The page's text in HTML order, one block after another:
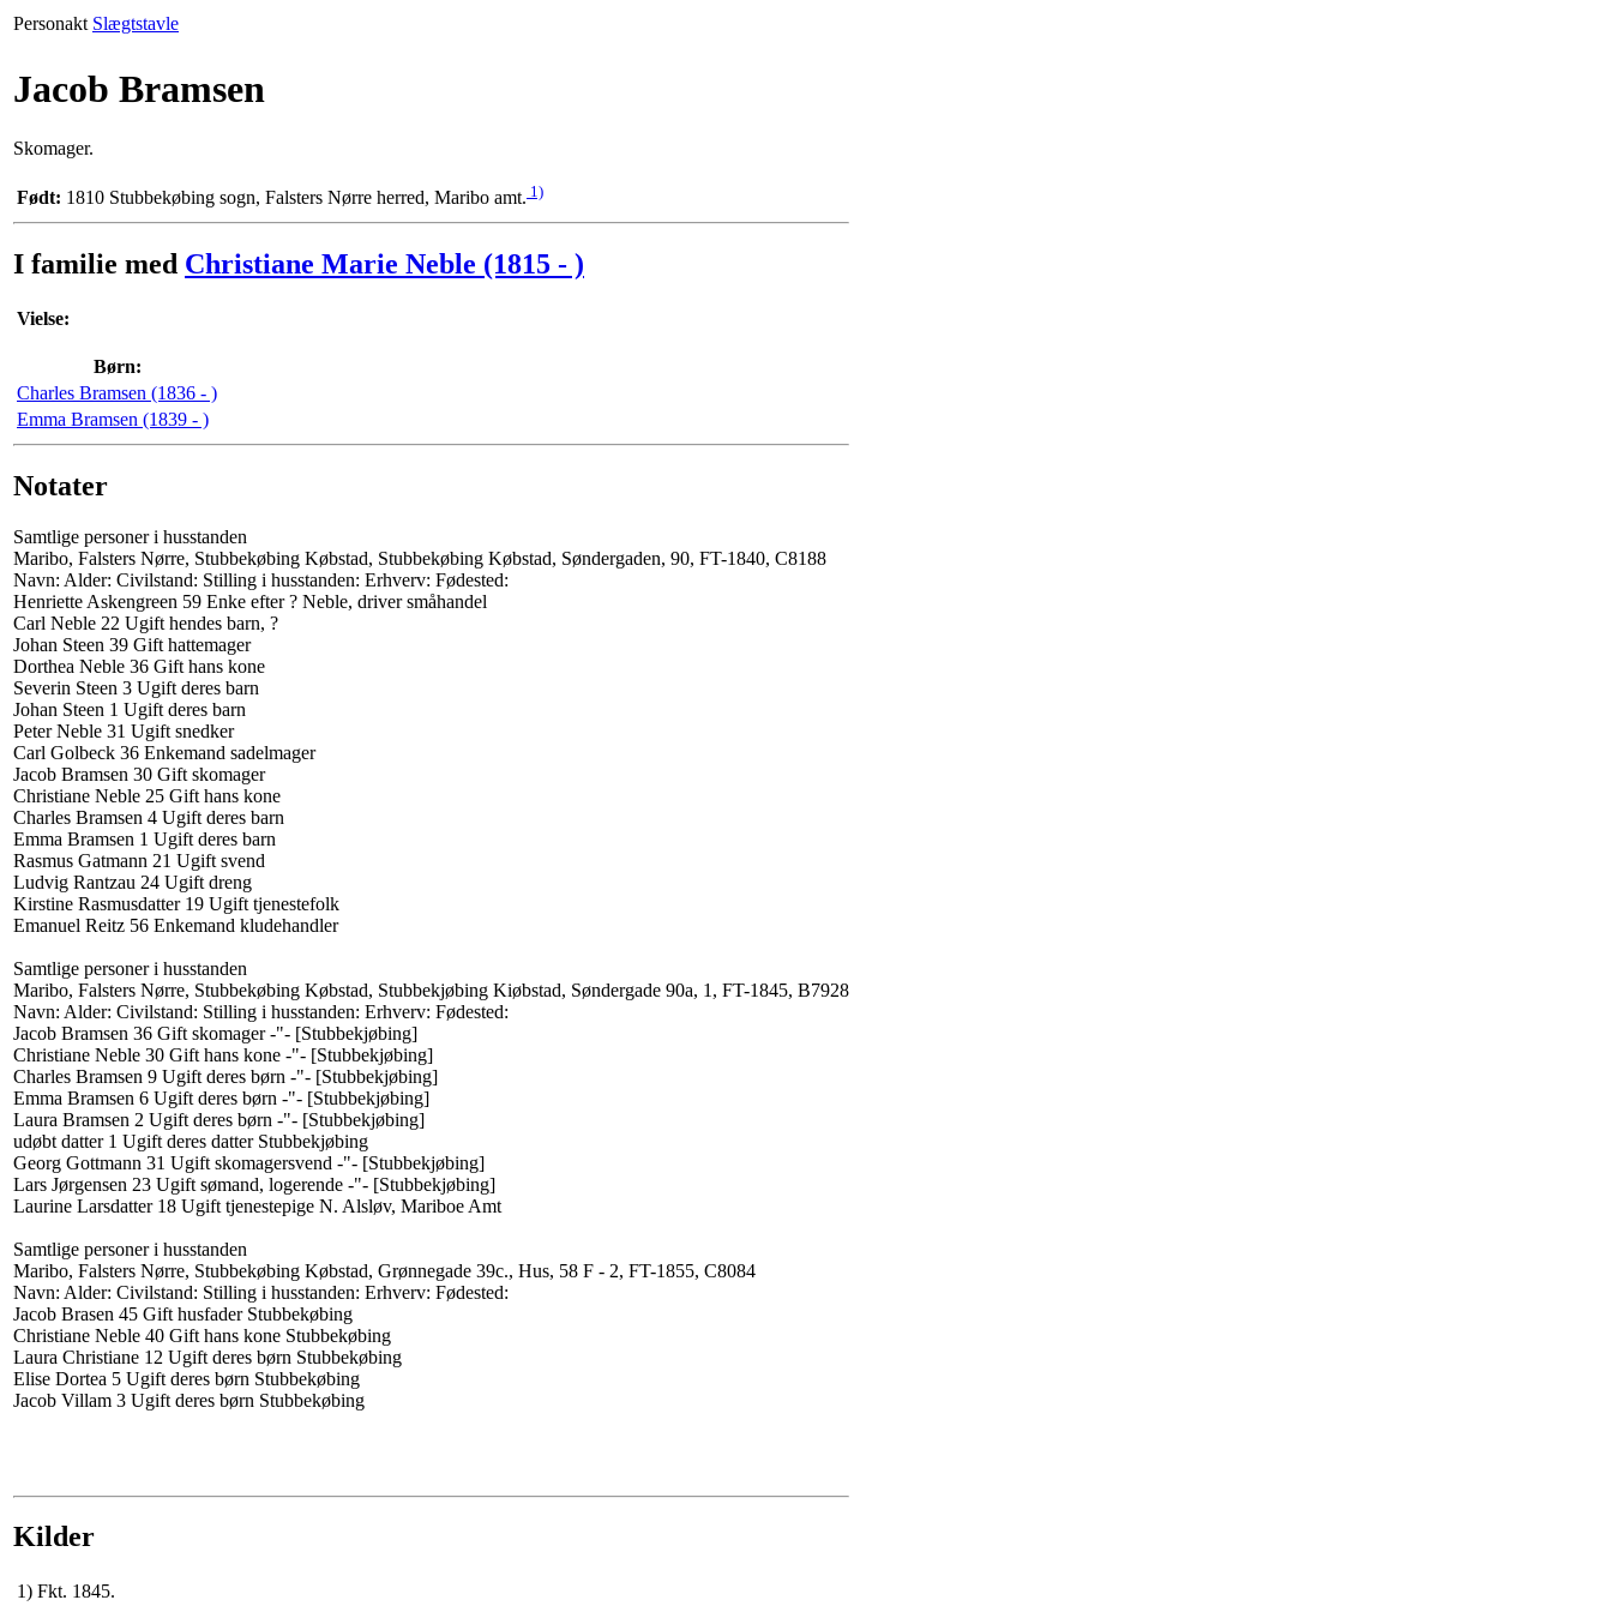
Personakt Slægtstavle
Jacob Bramsen
Skomager.
Født: 1810 Stubbekøbing sogn, Falsters Nørre herred, Maribo amt. 1)
I familie med Christiane Marie Neble (1815 - )
Vielse:
Børn:
Charles Bramsen (1836 - )
Emma Bramsen (1839 - )
Notater
Samtlige personer i husstanden
Maribo, Falsters Nørre, Stubbekøbing Købstad, Stubbekøbing Købstad, Søndergaden, 90, FT-1840, C8188
Navn: Alder: Civilstand: Stilling i husstanden: Erhverv: Fødested:
Henriette Askengreen 59 Enke efter ? Neble, driver småhandel
Carl Neble 22 Ugift hendes barn, ?
Johan Steen 39 Gift hattemager
Dorthea Neble 36 Gift hans kone
Severin Steen 3 Ugift deres barn
Johan Steen 1 Ugift deres barn
Peter Neble 31 Ugift snedker
Carl Golbeck 36 Enkemand sadelmager
Jacob Bramsen 30 Gift skomager
Christiane Neble 25 Gift hans kone
Charles Bramsen 4 Ugift deres barn
Emma Bramsen 1 Ugift deres barn
Rasmus Gatmann 21 Ugift svend
Ludvig Rantzau 24 Ugift dreng
Kirstine Rasmusdatter 19 Ugift tjenestefolk
Emanuel Reitz 56 Enkemand kludehandler
Samtlige personer i husstanden
Maribo, Falsters Nørre, Stubbekøbing Købstad, Stubbekjøbing Kiøbstad, Søndergade 90a, 1, FT-1845, B7928
Navn: Alder: Civilstand: Stilling i husstanden: Erhverv: Fødested:
Jacob Bramsen 36 Gift skomager -"- [Stubbekjøbing]
Christiane Neble 30 Gift hans kone -"- [Stubbekjøbing]
Charles Bramsen 9 Ugift deres børn -"- [Stubbekjøbing]
Emma Bramsen 6 Ugift deres børn -"- [Stubbekjøbing]
Laura Bramsen 2 Ugift deres børn -"- [Stubbekjøbing]
udøbt datter 1 Ugift deres datter Stubbekjøbing
Georg Gottmann 31 Ugift skomagersvend -"- [Stubbekjøbing]
Lars Jørgensen 23 Ugift sømand, logerende -"- [Stubbekjøbing]
Laurine Larsdatter 18 Ugift tjenestepige N. Alsløv, Mariboe Amt
Samtlige personer i husstanden
Maribo, Falsters Nørre, Stubbekøbing Købstad, Grønnegade 39c., Hus, 58 F - 2, FT-1855, C8084
Navn: Alder: Civilstand: Stilling i husstanden: Erhverv: Fødested:
Jacob Brasen 45 Gift husfader Stubbekøbing
Christiane Neble 40 Gift hans kone Stubbekøbing
Laura Christiane 12 Ugift deres børn Stubbekøbing
Elise Dortea 5 Ugift deres børn Stubbekøbing
Jacob Villam 3 Ugift deres børn Stubbekøbing
Kilder
1) Fkt. 1845.